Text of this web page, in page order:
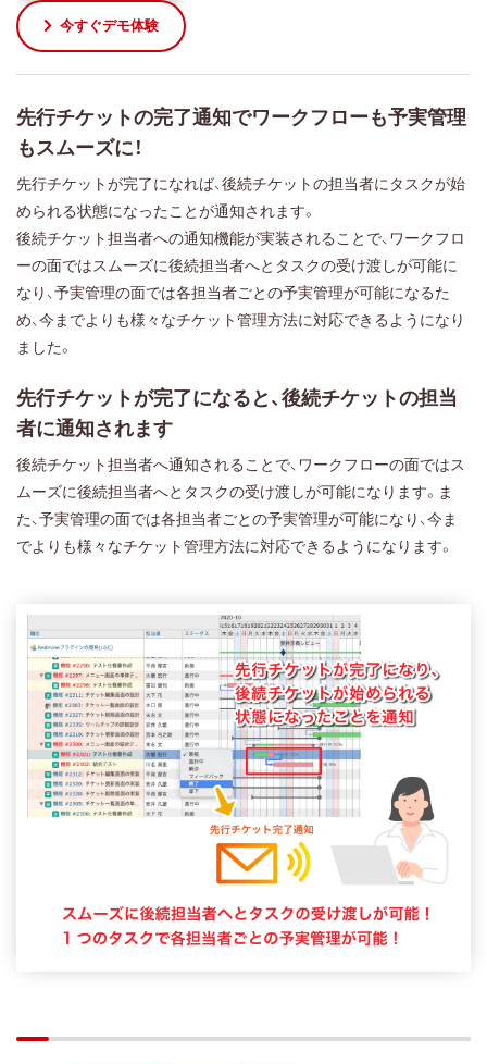
今すぐデモ体験
先行チケットの完了通知でワークフローも予実管理
もスムーズに！
先行チケットが完了になれば、後続チケットの担当者にタスクが始
められる状態になったことが通知されます。
後続チケット担当者への通知機能が実装されることで、ワークフロ
ーの面ではスムーズに後続担当者へとタスクの受け渡しが可能に
なり、予実管理の面では各担当者ごとの予実管理が可能になるた
め、今までよりも様々なチケット管理方法に対応できるようになり
ました。
先行チケットが完了になると、後続チケットの担当
者に通知されます
後続チケット担当者へ通知されることで、ワークフローの面ではス
ムーズに後続担当者へとタスクの受け渡しが可能になります。ま
た、予実管理の面では各担当者ごとの予実管理が可能になり、今ま
でよりも様々なチケット管理方法に対応できるようになります。